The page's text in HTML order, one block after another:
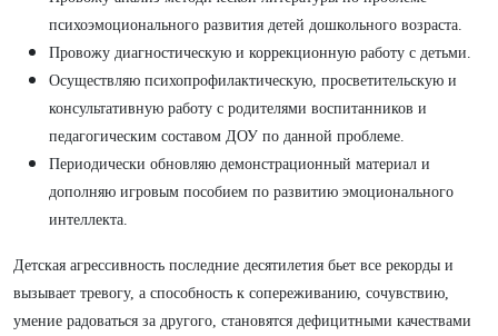
психоэмоционального развития детей дошкольного возраста.
Провожу диагностическую и коррекционную работу с детьми.
Осуществляю психопрофилактическую, просветительскую и
консультативную работу с родителями воспитанников и
педагогическим составом ДОУ по данной проблеме.
Периодически обновляю демонстрационный материал и
дополняю игровым пособием по развитию эмоционального
интеллекта.
Детская агрессивность последние десятилетия бьет все рекорды и
вызывает тревогу, а способность к сопереживанию, сочувствию,
умение радоваться за другого, становятся дефицитными качествами